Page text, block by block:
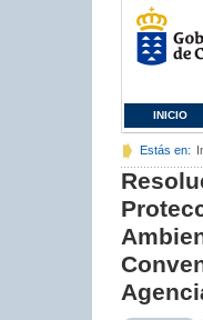
INICIO
Estás en: